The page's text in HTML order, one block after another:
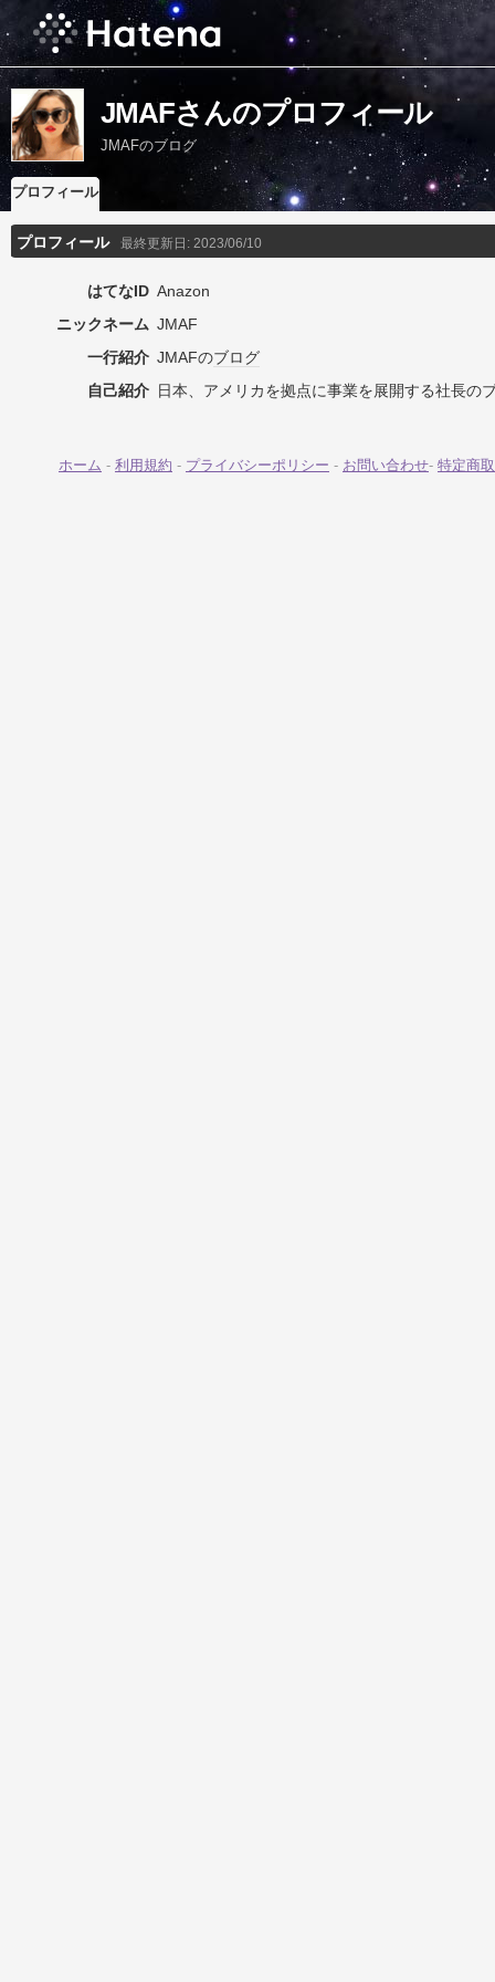
JMAFさんのプロフィール
JMAFのブログ
プロフィール
プロフィール 最終更新日: 2023/06/10
はてなID Anazon
ニックネーム JMAF
一行紹介 JMAFのブログ
自己紹介 日本、アメリカを拠点に事業を展開する社長の
ホーム - 利用規約 - プライバシーポリシー - お問い合わせ- 特定商